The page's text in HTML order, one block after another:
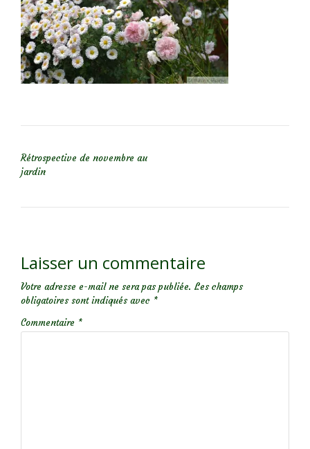
Rétrospective de novembre au
jardin
Laisser un commentaire
Votre adresse e-mail ne sera pas publiée. Les champs
obligatoires sont indiqués avec *
Commentaire *